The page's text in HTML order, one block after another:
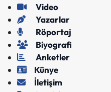
Video
Yazarlar
Röportaj
Biyografi
Anketler
Künye
İletişim